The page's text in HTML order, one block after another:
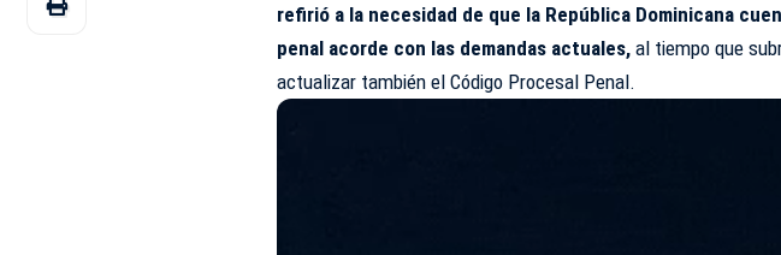
refirió a la necesidad de que la República Dominicana
penal acorde con las demandas actuales, al tiempo que
actualizar también el Código Procesal Penal.